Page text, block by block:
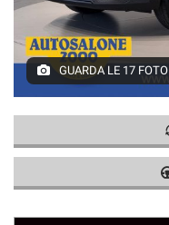
GUARDA LE 17 FOTO